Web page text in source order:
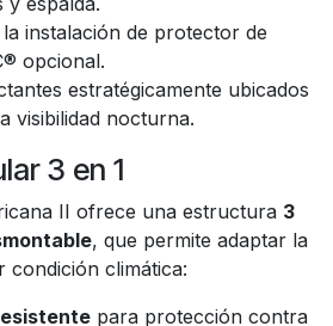
instalación de protector de
opcional.
estratégicamente ubicados
visibilidad nocturna.
3 en 1
II ofrece una estructura 3
, que permite adaptar la
condición climática:
para protección contra